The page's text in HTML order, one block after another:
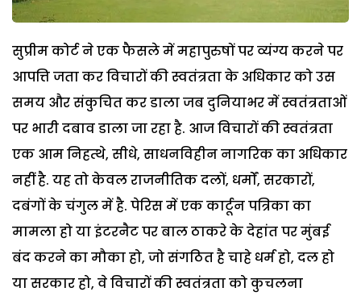
सुप्रीम कोर्ट ने एक फैसले में महापुरुषों पर व्यंग्य करने पर
आपत्ति जता कर विचारों की स्वतंत्रता के अधिकार को उस
समय और संकुचित कर डाला जब दुनियाभर में स्वतंत्रताओं
पर भारी दबाव डाला जा रहा है. आज विचारों की स्वतंत्रता
एक आम निहत्थे, सीधे, साधनविहीन नागरिक का अधिकार
नहीं है. यह तो केवल राजनीतिक दलों, धर्मों, सरकारों,
दबंगों के चंगुल में है. पेरिस में एक कार्टून पत्रिका का
मामला हो या इंटरनैट पर बाल ठाकरे के देहांत पर मुंबई
बंद करने का मौका हो, जो संगठित है चाहे धर्म हो, दल हो
या सरकार हो, वे विचारों की स्वतंत्रता को कुचलना